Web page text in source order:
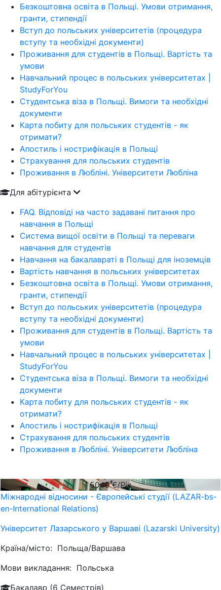
Безкоштовна освіта в Польщі. Умови отримання,
гранти, стипендії
Вступ до польських університетів (процедура
вступу та необхідні документи)
Проживання для студентів в Польщі. Вартість та
умови
Навчальний процес в польських університетах |
StudyForYou
Студентська віза в Польщі. Вимоги та необхідні
документи
Карта побиту для польських студентів - як
отримати?
Апостиль і нострифікація в Польщі
Страхування для польських студентів
Проживання в Любліні. Університети Любліна
Для абітурієнта
FAQ. Відповіді на часто задавані питання про
навчання в Польщі
Система вищої освіти в Польщі та переваги
навчання для студентів
Навчання на бакалавраті в Польщі для іноземців
Вартість навчання в польських університетах
Безкоштовна освіта в Польщі. Умови отримання,
гранти, стипендії
Вступ до польських університетів (процедура
вступу та необхідні документи)
Проживання для студентів в Польщі. Вартість та
умови
Навчальний процес в польських університетах |
StudyForYou
Студентська віза в Польщі. Вимоги та необхідні
документи
Карта побиту для польських студентів - як
отримати?
Апостиль і нострифікація в Польщі
Страхування для польських студентів
Проживання в Любліні. Університети Любліна
5040€/Рік
Міжнародні відносини - Європейські студії (LAZAR-bs-
en-International Relations)
Університет Лазарського у Варшаві (Lazarski University)
Країна/місто: Польща/Варшава
Мови викладання: Польська
Бакалавр (6 Семестрів)